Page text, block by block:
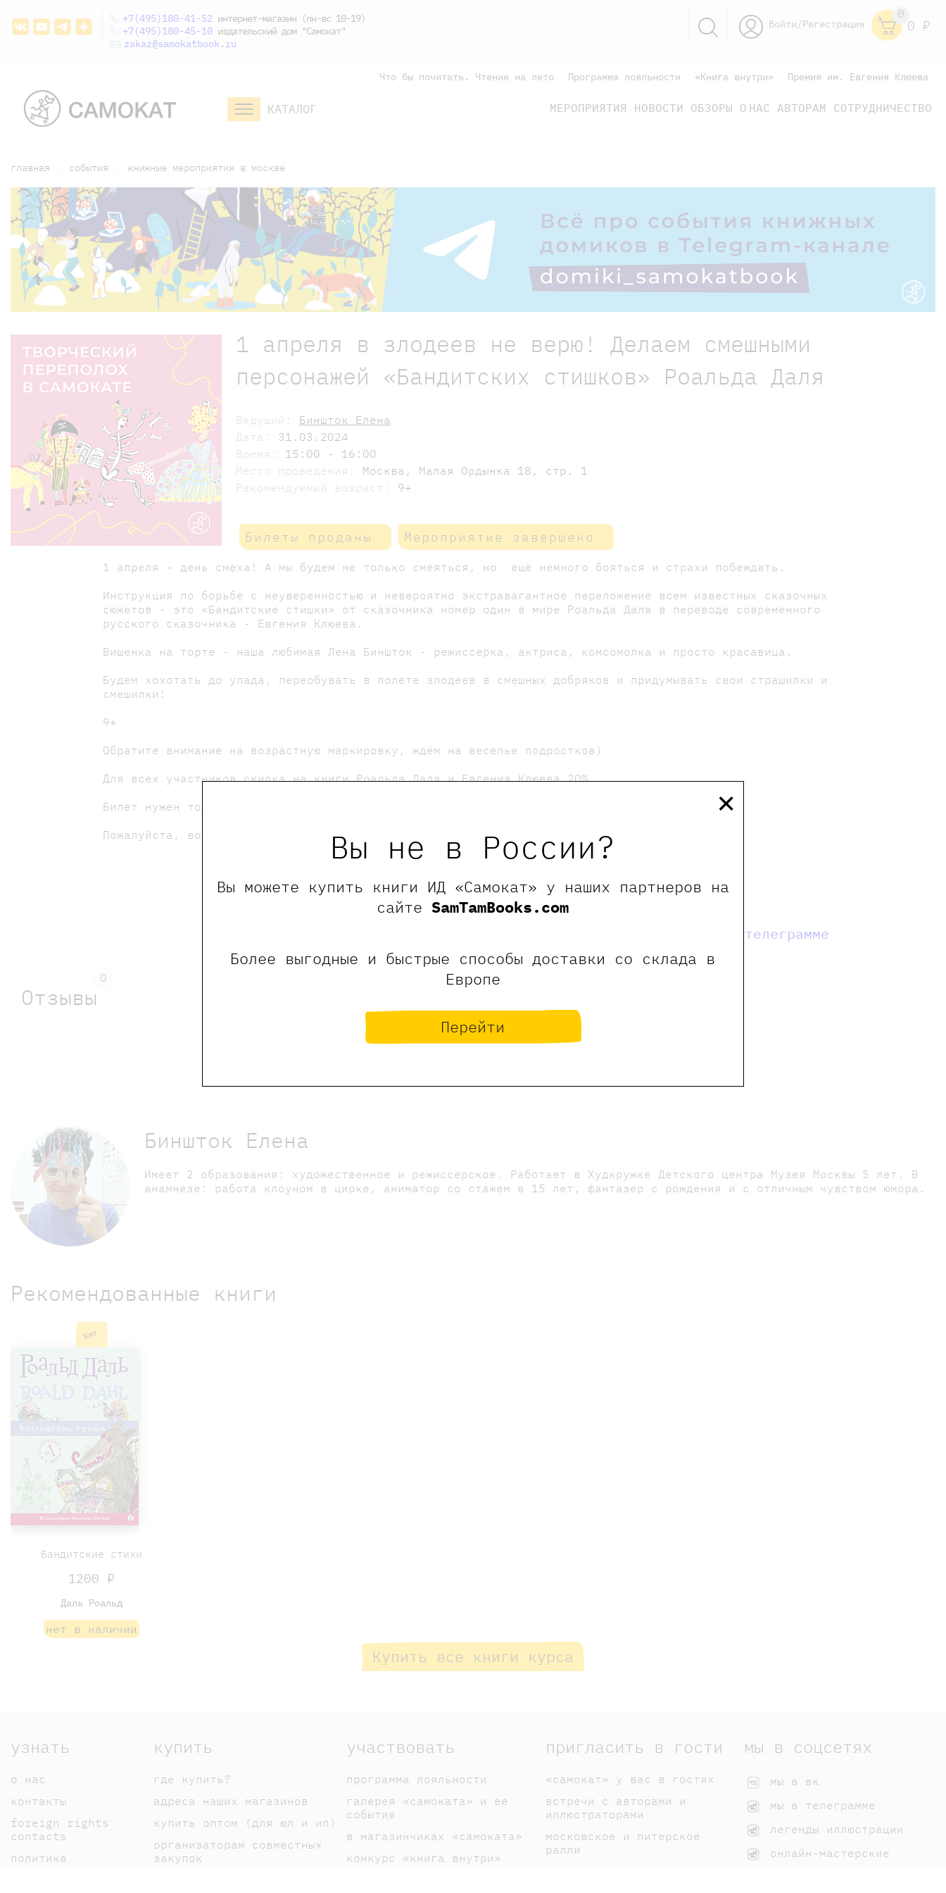
Вы не в России?
Вы можете купить книги ИД «Самокат» у наших партнеров на
сайтеSamTamBooks.com
Более выгодные и быстрые способы доставки со склада в
Европе
Перейти
×
+7(495)180-41-52 интернет-магазин (пн-вс 10-19)
+7(495)180-45-10 издательский дом "Самокат"
zakaz@samokatbook.ru
Войти/Регистрация
0
0 Р
Что бы почитать. Чтение на лето Программа лояльности «Книга внутри» Премия им. Евгения Клюева
КАТАЛОГ МЕРОПРИЯТИЯ НОВОСТИ ОБЗОРЫ О НАС АВТОРАМ СОТРУДНИЧЕСТВО
дошкольникам
главная события книжные мероприятия в москве
1 апреля в злодеев не верю! Делаем смешными
персонажей «Бандитских стишков» Роальда Даля
Ведущий: Биншток Елена
Дата: 31.03.2024
Время: 15:00 - 16:00
Место проведения: Москва, Малая Ордынка 18, стр. 1
Рекомендуемый возраст: 9+
Билеты проданы Мероприятие завершено
1 апреля - день смеха! А мы будем не только смеяться, но ещё немного бояться и страхи побеждать.
Инструкция по борьбе с неуверенностью и невероятно экстравагантное переложение всем известных сказочных
сюжетов - это «Бандитские стишки» от сказочника номер один в мире Роальда Даля в переводе современного
русского сказочника - Евгения Клюева.
Вишенка на торте - наша любимая Лена Биншток - режиссерка, актриса, комсомолка и просто красавица.
Будем хохотать до упада, переобувать в полете злодеев в смешных добряков и придумывать свои страшилки и
смешилки!
9+
Обратите внимание на возрастную маркировку, ждём на веселье подростков)
Для всех участников скидка на книги Роальда Даля и Евгения Клюева 20%.
Билет нужен только для ребёнка.
Пожалуйста, возьмите с собой сменную обувь.
мы в телеграмме
Отзывы
0
Биншток Елена
Имеет 2 образования: художественное и режиссерское. Работает в Худкружке Детского центра Музея Москвы 5 лет. В
анамнезе: работа клоуном в цирке, аниматор со стажем в 15 лет, фантазер с рождения и с отличным чувством юмора.
Рекомендованные книги
Хит
Бандитские стихи
1200 ₽
Даль Роальд
нет в наличии
Купить все книги курса
узнать
о нас
контакты
foreign rights
contacts
политика
купить
где купить?
адреса наших магазинов
купить оптом (для юл и ип)
организаторам совместных
закупок
участвовать
программа лояльности
галерея «самоката» и ее
события
в магазинчиках «самоката»
конкурс «книга внутри»
пригласить в гости
«самокат» у вас в гостях
встречи с авторами и
иллюстраторами
московское и питерское
ралли
мы в соцсетях
мы в вк
мы в телеграмме
легенды иллюстрации
онлайн-мастерские